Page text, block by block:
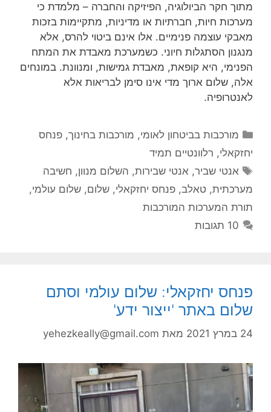
מתוך חקר הביולוגיה, הפיזיקה והחברה – מלמדת כי
מערכות חיות, חברתיות או מדיניות, מתקיימות בזכות
מאבקי עוצמה פנימיים. אלו אינם ביטוי להרס, אלא
מנגנון הסתגלות חיוני. כשמערכת מאבדת את המתח
הפנימי, היא קופאת, מאבדת גמישות, ומנוונת. במונחים
אלה, שלום ארוך מדי אינו סימן לבריאות אלא
לאנטרופיה.
קטגוריות
מורכבות בביטחון לאומי, מורכבות בחינוך,פנחס
יחזקאלי, רלוונטיים תמיד
תגיות
אנטי שביר, אנטי שבירות, השלום מנוון, חשיבה
מערכתית, טאלב, פנחס יחזקאלי, שלום, שלום עולמי,
תורת המערכות המורכבות
10 תגובות
פנחס יחזקאלי: שלום עולמי וסתם
שלום באתר 'ייצור ידע'
24 במרץ 2021 מאת yehezkeally@gmail.com